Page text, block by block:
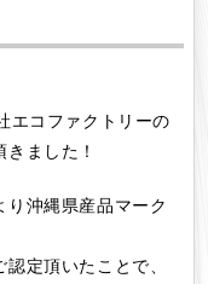
エコファクトリーの
ました！
り沖縄県産品マーク
定頂いたことで、